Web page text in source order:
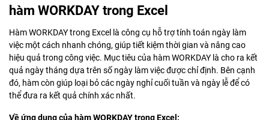
hàm WORKDAY trong Excel
Hàm WORKDAY trong Excel là công cụ hỗ trợ tính toán ngày làm
việc một cách nhanh chóng, giúp tiết kiệm thời gian và nâng cao
hiệu quả trong công việc. Mục tiêu của hàm WORKDAY là cho ra kết
quả ngày tháng dựa trên số ngày làm việc được chỉ định. Bên cạnh
đó, hàm còn giúp loại bỏ các ngày nghỉ cuối tuần và ngày lễ để có
thể đưa ra kết quả chính xác nhất.
Về ứng dụng của hàm WORKDAY trong Excel: